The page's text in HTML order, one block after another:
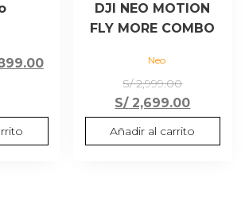
El
es:
S/ 899.00.
DJI NEO MOTION
FLY MORE COMBO
Neo
S/2,999.00El
precio
original
era:
S/2,699.00El
precio
actual
Añadir al carrito